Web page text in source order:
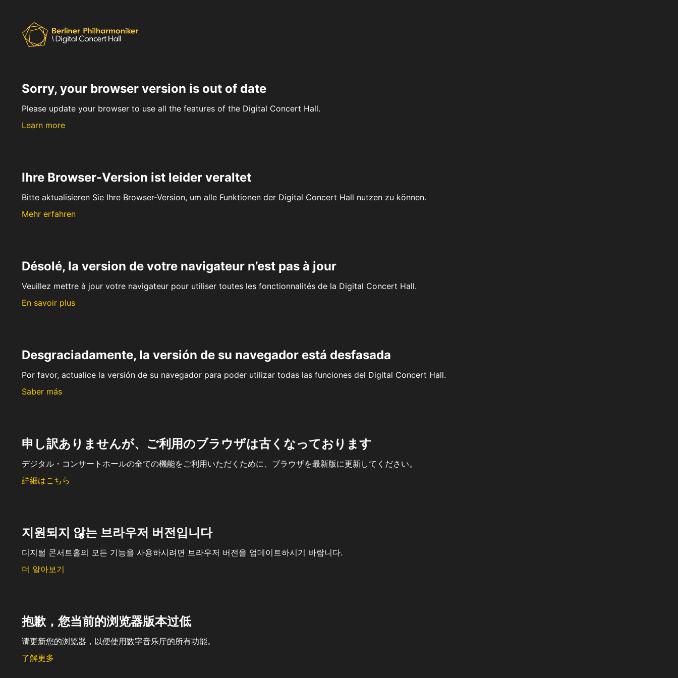
Sorry, your browser version is out of date
Please update your browser to use all the features of the Digital Concert Hall.
Learn more
Ihre Browser-Version ist leider veraltet
Bitte aktualisieren Sie Ihre Browser-Version, um alle Funktionen der Digital Concert Hall nutzen zu können.
Mehr erfahren
Désolé, la version de votre navigateur n’est pas à jour
Veuillez mettre à jour votre navigateur pour utiliser toutes les fonctionnalités de la Digital Concert Hall.
En savoir plus
Desgraciadamente, la versión de su navegador está desfasada
Por favor, actualice la versión de su navegador para poder utilizar todas las funciones del Digital Concert Hall.
Saber más
申し訳ありませんが、ご利用のブラウザは古くなっております
デジタル・コンサートホールの全ての機能をご利用いただくために、ブラウザを最新版に更新してください。
詳細はこちら
지원되지 않는 브라우저 버전입니다
디지털 콘서트홀의 모든 기능을 사용하시려면 브라우저 버전을 업데이트하시기 바랍니다.
더 알아보기
抱歉，您当前的浏览器版本过低
请更新您的浏览器，以便使用数字音乐厅的所有功能。
了解更多